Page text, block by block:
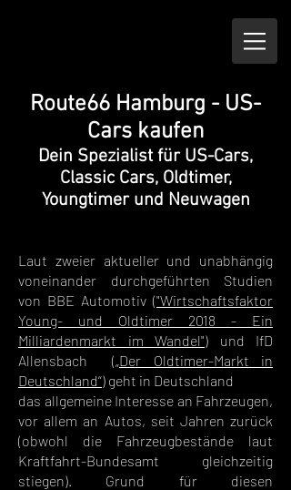
Route66 Hamburg - US-
Cars kaufen
Dein Spezialist für US-Cars,
Classic Cars, Oldtimer,
Youngtimer und Neuwagen
Laut zweier aktueller und unabhängig
voneinander durchgeführten Studien
von BBE Automotiv ("Wirtschaftsfaktor
Young- und Oldtimer 2018 - Ein
Milliardenmarkt im Wandel") und IfD
Allensbach („Der Oldtimer-Markt in
Deutschland“) geht in Deutschland
das allgemeine Interesse an Fahrzeugen,
vor allem an Autos, seit Jahren zurück
(obwohl die Fahrzeugbestände laut
Kraftfahrt-Bundesamt gleichzeitig
stiegen). Grund für diesen